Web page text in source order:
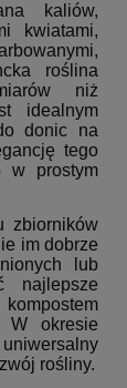
kaliów,
kwiatami,
roślina
niż
idealnym
donic na
tego
w prostym
zbiorników
im dobrze
lub
najlepsze
W okresie
rośliny.